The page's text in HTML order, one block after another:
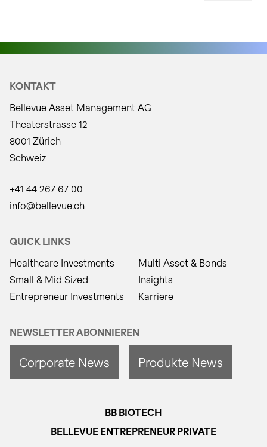
KONTAKT
Bellevue Asset Management AG
Theaterstrasse 12
8001 Zürich
Schweiz
+41 44 267 67 00
info@bellevue.ch
QUICK LINKS
Healthcare Investments
Small & Mid Sized
Entrepreneur Investments
Multi Asset & Bonds
Insights
Karriere
NEWSLETTER ABONNIEREN
Corporate News Produkte News
BB BIOTECH
BELLEVUE ENTREPRENEUR PRIVATE